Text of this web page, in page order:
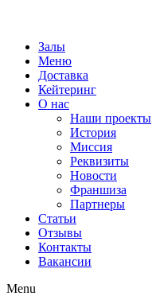
Залы
Меню
Доставка
Кейтеринг
О нас
Наши проекты
История
Миссия
Реквизиты
Новости
Франшиза
Партнеры
Статьи
Отзывы
Контакты
Вакансии
Menu